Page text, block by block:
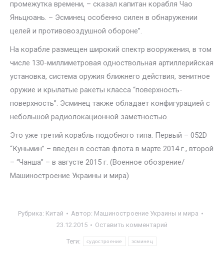
промежутка времени, – сказал капитан корабля Чао
Яньцюань. – Эсминец особенно силен в обнаружении
целей и противовоздушной обороне”.
На корабле размещен широкий спектр вооружения, в том
числе 130-миллиметровая одноствольная артиллерийская
установка, система оружия ближнего действия, зенитное
оружие и крылатые ракеты класса “поверхность-
поверхность”. Эсминец также обладает конфигурацией с
небольшой радиолокационной заметностью.
Это уже третий корабль подобного типа. Первый – 052D
“Куньмин” – введен в состав флота в марте 2014 г., второй
– “Чанша” – в августе 2015 г. (Военное обозрение/
Машиностроение Украины и мира)
Рубрика: Китай Автор: Машиностроение Украины и мира
23.12.2015
Оставить комментарий
Теги: судостроение эсминец